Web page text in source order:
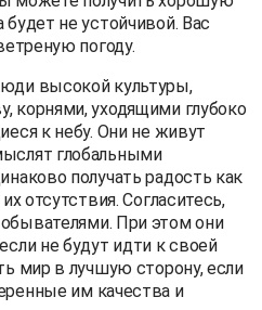
не устойчивой. Вас
погоду.
высокой культуры,
корнями, уходящими глубоко
к небу. Они не живут
глобальными
получать радость как
отсутствия. Согласитесь,
При этом они
не будут идти к своей
мир в лучшую сторону, если
им качества и